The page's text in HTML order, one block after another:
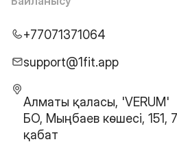
+77071371064
support@1fit.app
Алматы қаласы, 'VERUM'
БО, Мыңбаев көшесі, 151,
қабат